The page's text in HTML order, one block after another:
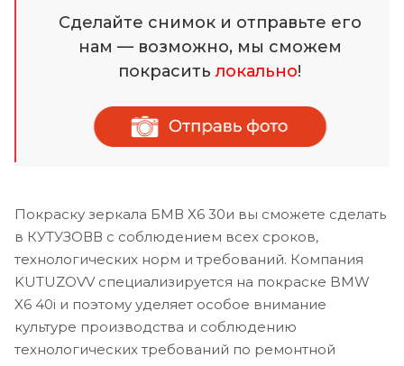
Сделайте снимок и отправьте его
нам — возможно, мы сможем
покраситьлокально!
Покраску зеркала БМВ Х6 30и вы сможете сделать
в КУТУЗОВВ с соблюдением всех сроков,
технологических норм и требований. Компания
KUTUZOVV специализируется на покраске BMW
X6 40i и поэтому уделяет особое внимание
культуре производства и соблюдению
технологических требований по ремонтной